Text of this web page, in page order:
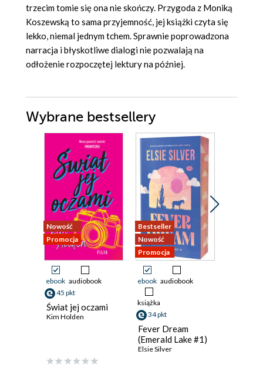
trzecim tomie się ona nie skończy. Przygoda z Moniką
Koszewską to sama przyjemność, jej książki czyta się
lekko, niemal jednym tchem. Sprawnie poprowadzona
narracja i błyskotliwe dialogi nie pozwalają na
odłożenie rozpoczętej lektury na później.
Wybrane bestsellery
Nowość
Promocja
ebook audiobook
45 pkt
Świat jej oczami
Kim Holden
Bestseller
Nowość
Promocja
ebook audiobook
książka
34 pkt
Fever Dream
(Emerald Lake #1)
Elsie Silver